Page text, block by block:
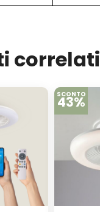
correlati
SCONTO
43%